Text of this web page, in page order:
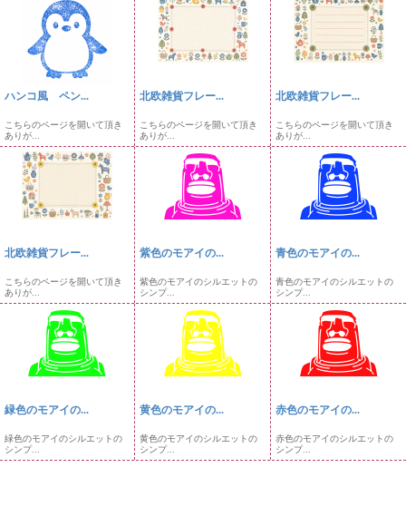
ハンコ風 ペン...
こちらのページを開いて頂き
ありが...
北欧雑貨フレー...
こちらのページを開いて頂き
ありが...
北欧雑貨フレー...
こちらのページを開いて頂き
ありが...
北欧雑貨フレー...
こちらのページを開いて頂き
ありが...
紫色のモアイの...
紫色のモアイのシルエットの
シンプ...
青色のモアイの...
青色のモアイのシルエットの
シンプ...
緑色のモアイの...
緑色のモアイのシルエットの
シンプ...
黄色のモアイの...
黄色のモアイのシルエットの
シンプ...
赤色のモアイの...
赤色のモアイのシルエットの
シンプ...